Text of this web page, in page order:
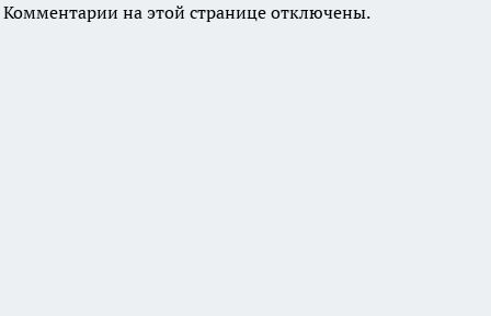
Комментарии на этой странице отключены.